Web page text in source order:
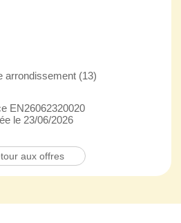
arrondissement (13)
EN26062320020
le 23/06/2026
aux offres